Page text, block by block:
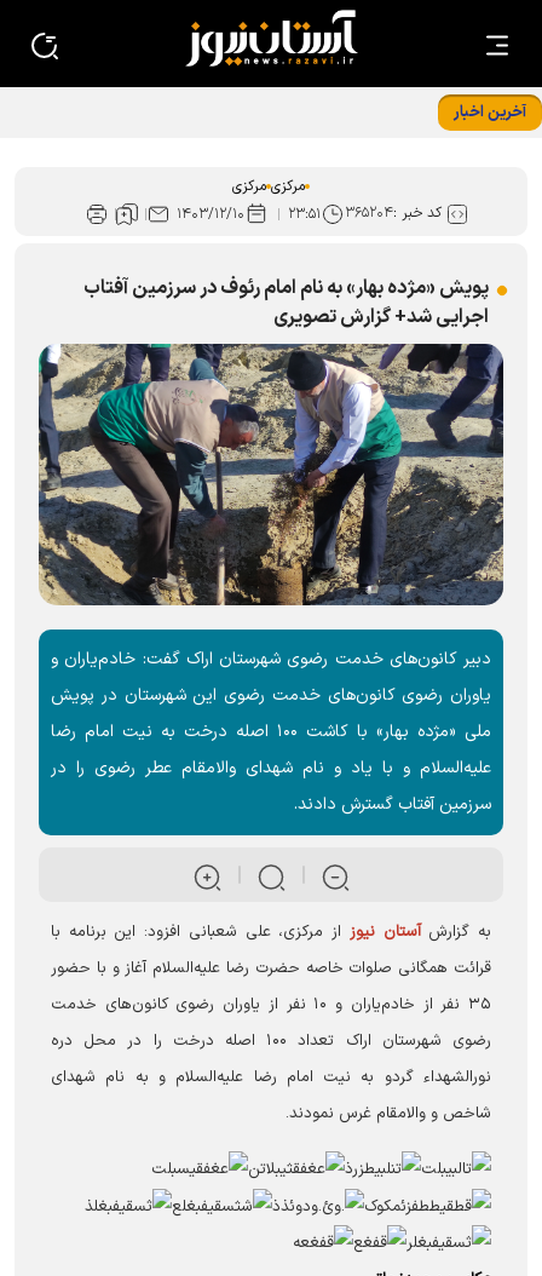
آخرین اخبار
مرکزی مرکزی
کد خبر :۳۶۵۲۰۴ ۲۳:۵۱ ۱۴۰۳/۱۲/۱۰
پویش «مژده بهار» به نام امام رئوف در سرزمین آفتاب
اجرایی شد+ گزارش تصویری
دبیر کانون‌های خدمت رضوی شهرستان اراک گفت: خادم‌یاران و
یاوران رضوی کانون‌های خدمت رضوی این شهرستان در پویش
ملی «مژده بهار» با کاشت ۱۰۰ اصله درخت به نیت امام رضا
علیه‌السلام و با یاد و نام شهدای والامقام عطر رضوی را در
سرزمین آفتاب گسترش دادند.
به گزارشآستان نیوز از مرکزی، علی شعبانی افزود: این برنامه با
قرائت همگانی صلوات خاصه حضرت رضا علیه‌السلام آغاز و با حضور
۳۵ نفر از خادم‌یاران و ۱۰ نفر از یاوران رضوی کانون‌های خدمت
رضوی شهرستان اراک تعداد ۱۰۰ اصله درخت را در محل دره
نورالشهداء گردو به نیت امام رضا علیه‌السلام و به نام شهدای
شاخص و والامقام غرس نمودند.